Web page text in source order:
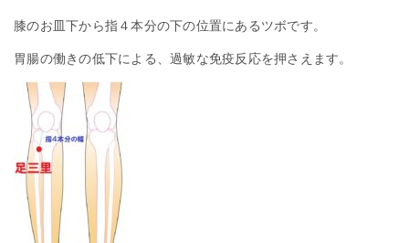
膝のお皿下から指４本分の下の位置にあるツボです。
胃腸の働きの低下による、過敏な免疫反応を押さえます。